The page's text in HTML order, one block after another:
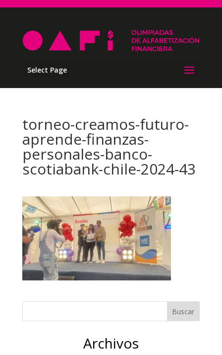
Select Page
torneo-creamos-futuro-
aprende-finanzas-
personales-banco-
scotiabank-chile-2024-43
Archivos